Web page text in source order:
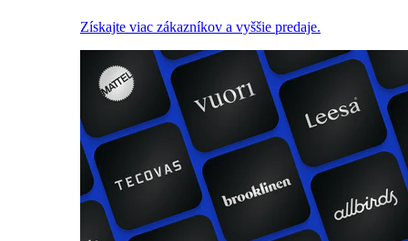
Získajte viac zákazníkov a vyššie predaje.